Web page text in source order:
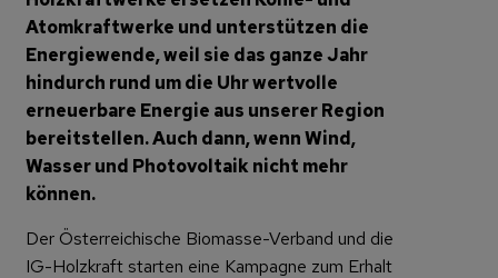
Atomkraftwerke und unterstützen die
Energiewende, weil sie das ganze Jahr
hindurch rund um die Uhr wertvolle
erneuerbare Energie aus unserer Region
bereitstellen. Auch dann, wenn Wind,
Wasser und Photovoltaik nicht mehr
können.
Der Österreichische Biomasse-Verband und die
IG-Holzkraft starten eine Kampagne zum Erhalt